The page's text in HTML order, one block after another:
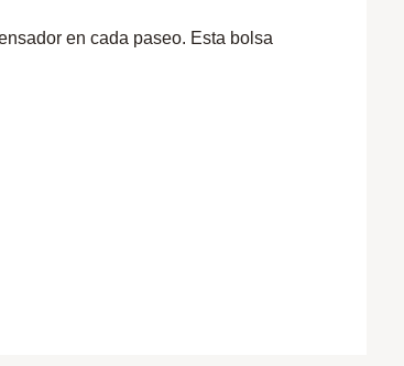
en cada paseo. Esta bolsa